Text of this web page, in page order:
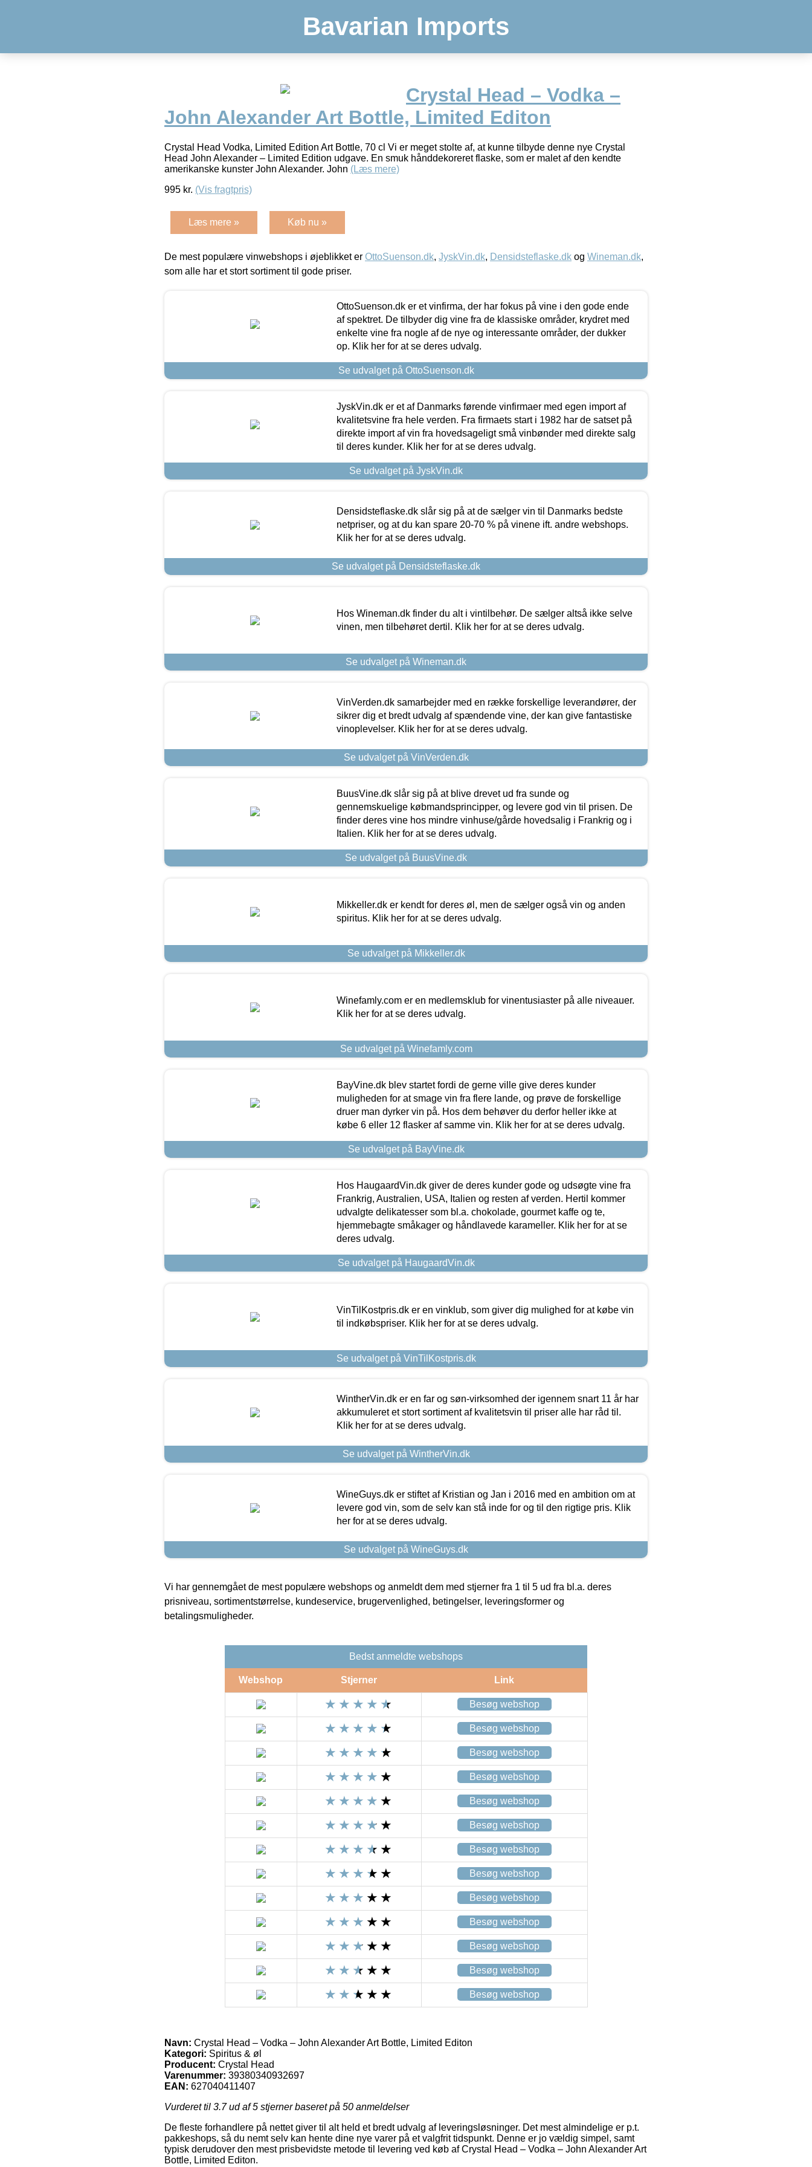
Bavarian Imports
Crystal Head – Vodka –
John Alexander Art Bottle, Limited Editon
Crystal Head Vodka, Limited Edition Art Bottle, 70 cl Vi er meget stolte af, at kunne tilbyde denne nye Crystal
Head John Alexander – Limited Edition udgave. En smuk hånddekoreret flaske, som er malet af den kendte
amerikanske kunster John Alexander. John (Læs mere)
995 kr. (Vis fragtpris)
Læs mere » Køb nu »
De mest populære vinwebshops i øjeblikket er OttoSuenson.dk, JyskVin.dk, Densidsteflaske.dk og Wineman.dk,
som alle har et stort sortiment til gode priser.
OttoSuenson.dk er et vinfirma, der har fokus på vine i den gode ende
af spektret. De tilbyder dig vine fra de klassiske områder, krydret med
enkelte vine fra nogle af de nye og interessante områder, der dukker
op. Klik her for at se deres udvalg.
Se udvalget på OttoSuenson.dk
JyskVin.dk er et af Danmarks førende vinfirmaer med egen import af
kvalitetsvine fra hele verden. Fra firmaets start i 1982 har de satset på
direkte import af vin fra hovedsageligt små vinbønder med direkte salg
til deres kunder. Klik her for at se deres udvalg.
Se udvalget på JyskVin.dk
Densidsteflaske.dk slår sig på at de sælger vin til Danmarks bedste
netpriser, og at du kan spare 20-70 % på vinene ift. andre webshops.
Klik her for at se deres udvalg.
Se udvalget på Densidsteflaske.dk
Hos Wineman.dk finder du alt i vintilbehør. De sælger altså ikke selve
vinen, men tilbehøret dertil. Klik her for at se deres udvalg.
Se udvalget på Wineman.dk
VinVerden.dk samarbejder med en række forskellige leverandører, der
sikrer dig et bredt udvalg af spændende vine, der kan give fantastiske
vinoplevelser. Klik her for at se deres udvalg.
Se udvalget på VinVerden.dk
BuusVine.dk slår sig på at blive drevet ud fra sunde og
gennemskuelige købmandsprincipper, og levere god vin til prisen. De
finder deres vine hos mindre vinhuse/gårde hovedsalig i Frankrig og i
Italien. Klik her for at se deres udvalg.
Se udvalget på BuusVine.dk
Mikkeller.dk er kendt for deres øl, men de sælger også vin og anden
spiritus. Klik her for at se deres udvalg.
Se udvalget på Mikkeller.dk
Winefamly.com er en medlemsklub for vinentusiaster på alle niveauer.
Klik her for at se deres udvalg.
Se udvalget på Winefamly.com
BayVine.dk blev startet fordi de gerne ville give deres kunder
muligheden for at smage vin fra flere lande, og prøve de forskellige
druer man dyrker vin på. Hos dem behøver du derfor heller ikke at
købe 6 eller 12 flasker af samme vin. Klik her for at se deres udvalg.
Se udvalget på BayVine.dk
Hos HaugaardVin.dk giver de deres kunder gode og udsøgte vine fra
Frankrig, Australien, USA, Italien og resten af verden. Hertil kommer
udvalgte delikatesser som bl.a. chokolade, gourmet kaffe og te,
hjemmebagte småkager og håndlavede karameller. Klik her for at se
deres udvalg.
Se udvalget på HaugaardVin.dk
VinTilKostpris.dk er en vinklub, som giver dig mulighed for at købe vin
til indkøbspriser. Klik her for at se deres udvalg.
Se udvalget på VinTilKostpris.dk
WintherVin.dk er en far og søn-virksomhed der igennem snart 11 år har
akkumuleret et stort sortiment af kvalitetsvin til priser alle har råd til.
Klik her for at se deres udvalg.
Se udvalget på WintherVin.dk
WineGuys.dk er stiftet af Kristian og Jan i 2016 med en ambition om at
levere god vin, som de selv kan stå inde for og til den rigtige pris. Klik
her for at se deres udvalg.
Se udvalget på WineGuys.dk
Vi har gennemgået de mest populære webshops og anmeldt dem med stjerner fra 1 til 5 ud fra bl.a. deres
prisniveau, sortimentstørrelse, kundeservice, brugervenlighed, betingelser, leveringsformer og
betalingsmuligheder.
Bedst anmeldte webshops
Webshop Stjerner Link
Besøg webshop
Besøg webshop
Besøg webshop
Besøg webshop
Besøg webshop
Besøg webshop
Besøg webshop
Besøg webshop
Besøg webshop
Besøg webshop
Besøg webshop
Besøg webshop
Besøg webshop
Navn: Crystal Head – Vodka – John Alexander Art Bottle, Limited Editon
Kategori: Spiritus & øl
Producent: Crystal Head
Varenummer: 39380340932697
EAN: 627040411407
Vurderet til 3.7ud af 5 stjerner baseret på 50 anmeldelser
De fleste forhandlere på nettet giver til alt held et bredt udvalg af leveringsløsninger. Det mest almindelige er p.t.
pakkeshops, så du nemt selv kan hente dine nye varer på et valgfrit tidspunkt. Denne er jo vældig simpel, samt
typisk derudover den mest prisbevidste metode til levering ved køb af Crystal Head – Vodka – John Alexander Art
Bottle, Limited Editon.